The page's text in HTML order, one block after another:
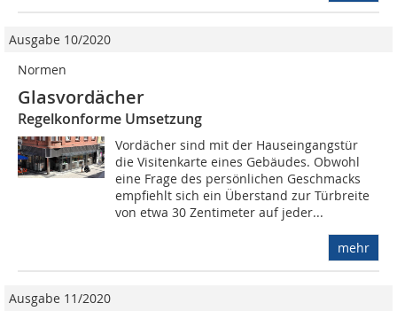
Ausgabe 10/2020
Normen
Glasvordächer
Regelkonforme Umsetzung
Vordächer sind mit der Hauseingangstür
die Visitenkarte eines Gebäudes. Obwohl
eine Frage des persönlichen Geschmacks
empfiehlt sich ein Überstand zur Türbreite
von etwa 30 Zentimeter auf jeder...
mehr
Ausgabe 11/2020